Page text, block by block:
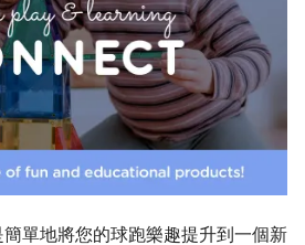
單地將您的球跑樂趣提升到一個新